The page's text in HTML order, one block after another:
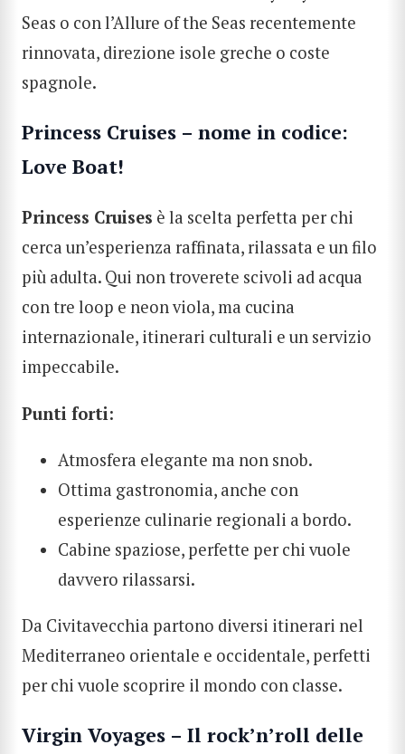
Seas o con l’Allure of the Seas recentemente
rinnovata, direzione isole greche o coste
spagnole.
Princess Cruises – nome in codice:
Love Boat!
Princess Cruises è la scelta perfetta per chi
cerca un’esperienza raffinata, rilassata e un filo
più adulta. Qui non troverete scivoli ad acqua
con tre loop e neon viola, ma cucina
internazionale, itinerari culturali e un servizio
impeccabile.
Punti forti:
Atmosfera elegante ma non snob.
Ottima gastronomia, anche con
esperienze culinarie regionali a bordo.
Cabine spaziose, perfette per chi vuole
davvero rilassarsi.
Da Civitavecchia partono diversi itinerari nel
Mediterraneo orientale e occidentale, perfetti
per chi vuole scoprire il mondo con classe.
Virgin Voyages – Il rock’n’roll delle